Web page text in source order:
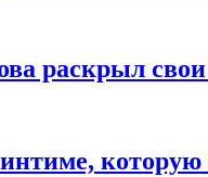
раскрыл